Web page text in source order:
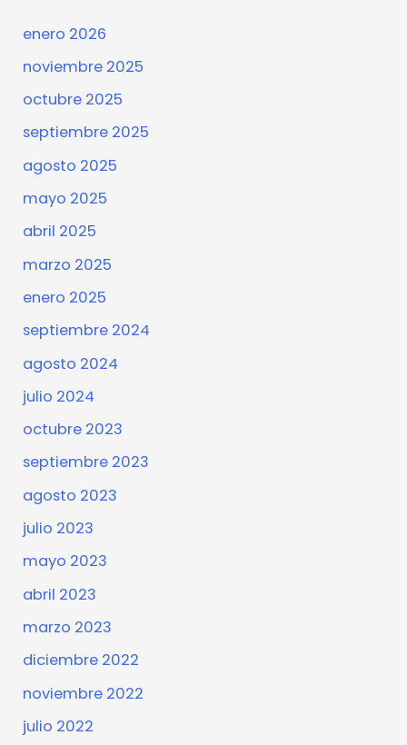
enero 2026
noviembre 2025
octubre 2025
septiembre 2025
agosto 2025
mayo 2025
abril 2025
marzo 2025
enero 2025
septiembre 2024
agosto 2024
julio 2024
octubre 2023
septiembre 2023
agosto 2023
julio 2023
mayo 2023
abril 2023
marzo 2023
diciembre 2022
noviembre 2022
julio 2022